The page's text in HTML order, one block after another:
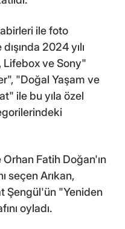
ile foto
2024 yılı
ve Sony"
"Doğal Yaşam ve
ile bu yıla özel
Fatih Doğan'ın
seçen Arıkan,
Şengül'ün "Yeniden
oyladı.